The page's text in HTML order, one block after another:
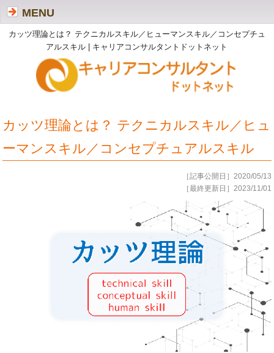
カッツ理論とは？ テクニカルスキル／ヒューマンスキル／コンセプチュ
アルスキル | キャリアコンサルタントドットネット
MENU
カッツ理論とは？ テクニカルスキル／ヒュ
ーマンスキル／コンセプチュアルスキル
［記事公開日］2020/05/13
［最終更新日］2023/11/01